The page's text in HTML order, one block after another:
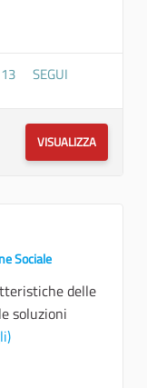
13 13 SOSTENITORI
SEGUI
VISUALIZZA
Sociale
delle
soluzioni